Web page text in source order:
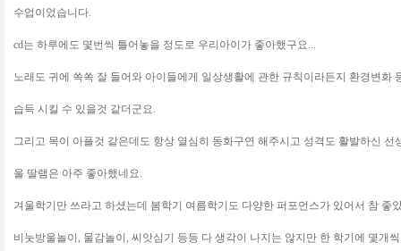
수업이었습니다.
cd는 하루에도 몇번씩 틀어놓을 정도로 우리아이가 좋아했구요...
노래도 귀에 쏙쏙 잘 들어와 아이들에게 일상생활에 관한 규칙이라든지 환경변화
습득 시킬 수 있을것 같더군요.
그리고 목이 아플것 같은데도 항상 열심히 동화구연 해주시고 성격도 활발하신 선
울 딸램은 아주 좋아했네요.
겨울학기만 쓰라고 하셨는데 봄학기 여름학기도 다양한 퍼포먼스가 있어서 참 좋
비눗방울놀이, 물감놀이, 씨앗심기 등등 다 생각이 나지는 않지만 한 학기에 몇개